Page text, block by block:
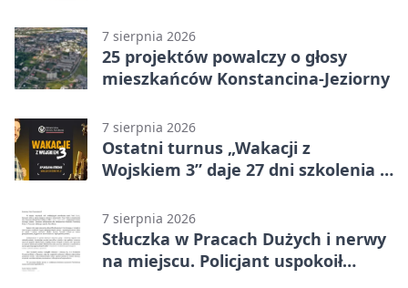
7 sierpnia 2026
25 projektów powalczy o głosy
mieszkańców Konstancina-Jeziorny
7 sierpnia 2026
Ostatni turnus „Wakacji z
Wojskiem 3” daje 27 dni szkolenia i
7 sierpnia 2026
Stłuczka w Pracach Dużych i nerwy
na miejscu. Policjant uspokoił